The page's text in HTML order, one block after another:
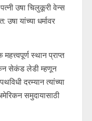
उषा चिलुकूरी वेन्स
उषा यांच्या धर्मावर
स्थान प्राप्त
सेकंड लेडी म्हणून
दरम्यान त्यांच्या
समुदायासाठी